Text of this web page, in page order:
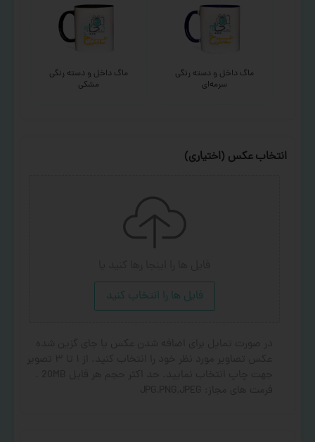
ماگ داخل و دسته رنگی
سرمه‌ای
ماگ داخل و دسته رنگی
مشکی
انتخاب عکس (اختیاری)
فایل ها را انتخاب کنید